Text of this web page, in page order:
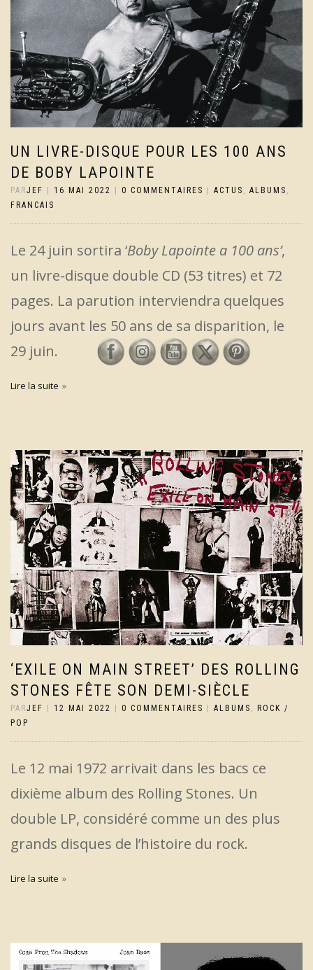
UN LIVRE-DISQUE POUR LES 100 ANS
DE BOBY LAPOINTE
PARJEF 16 MAI 2022 0 COMMENTAIRES ACTUS , ALBUMS ,
FRANCAIS
Le 24 juin sortira ‘Boby Lapointe a 100 ans’,
un livre-disque double CD (53 titres) et 72
pages. La parution interviendra quelques
jours avant les 50 ans de sa disparition, le
29 juin.
Lire la suite
‘EXILE ON MAIN STREET’ DES ROLLING
STONES FÊTE SON DEMI-SIÈCLE
PARJEF 12 MAI 2022 0 COMMENTAIRES ALBUMS ,
ROCK /
POP
Le 12 mai 1972 arrivait dans les bacs ce
dixième album des Rolling Stones. Un
double LP, considéré comme un des plus
grands disques de l’histoire du rock.
Lire la suite